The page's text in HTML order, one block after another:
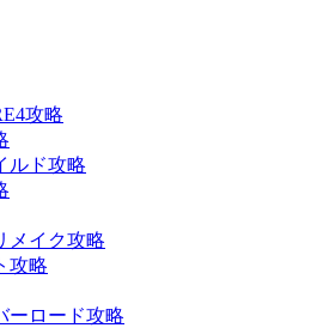
攻略
ルド攻略
メイク攻略
攻略
ーロード攻略